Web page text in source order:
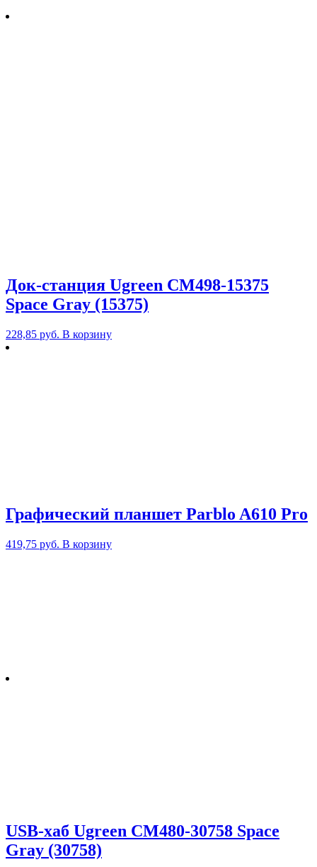
Док-станция Ugreen CM498-15375
Space Gray (15375)
228,85 руб. В корзину
Графический планшет Parblo A610 Pro
419,75 руб. В корзину
USB-хаб Ugreen CM480-30758 Space
Gray (30758)